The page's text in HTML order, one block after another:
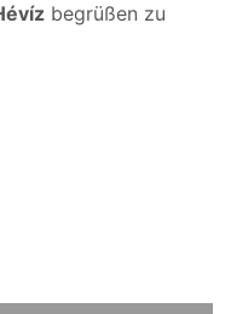
begrüßen zu